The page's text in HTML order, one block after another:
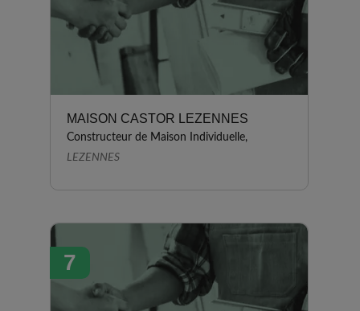
MAISON CASTOR LEZENNES
Constructeur de Maison Individuelle,
LEZENNES
7